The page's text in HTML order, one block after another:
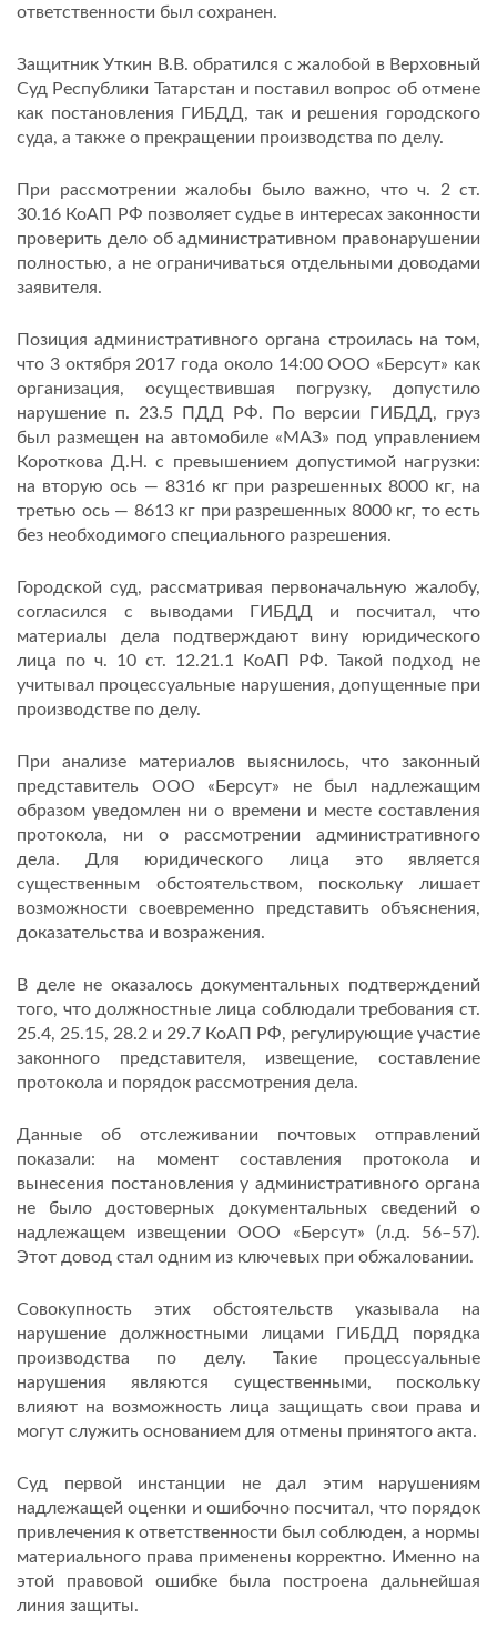
ответственности был сохранен.
Защитник Уткин В.В. обратился с жалобой в Верховный
Суд Республики Татарстан и поставил вопрос об отмене
как постановления ГИБДД, так и решения городского
суда, а также о прекращении производства по делу.
При рассмотрении жалобы было важно, что ч. 2 ст.
30.16 КоАП РФ позволяет судье в интересах законности
проверить дело об административном правонарушении
полностью, а не ограничиваться отдельными доводами
заявителя.
Позиция административного органа строилась на том,
что 3 октября 2017 года около 14:00 ООО «Берсут» как
организация, осуществившая погрузку, допустило
нарушение п. 23.5 ПДД РФ. По версии ГИБДД, груз
был размещен на автомобиле «МАЗ» под управлением
Короткова Д.Н. с превышением допустимой нагрузки:
на вторую ось — 8316 кг при разрешенных 8000 кг, на
третью ось — 8613 кг при разрешенных 8000 кг, то есть
без необходимого специального разрешения.
Городской суд, рассматривая первоначальную жалобу,
согласился с выводами ГИБДД и посчитал, что
материалы дела подтверждают вину юридического
лица по ч. 10 ст. 12.21.1 КоАП РФ. Такой подход не
учитывал процессуальные нарушения, допущенные при
производстве по делу.
При анализе материалов выяснилось, что законный
представитель ООО «Берсут» не был надлежащим
образом уведомлен ни о времени и месте составления
протокола, ни о рассмотрении административного
дела. Для юридического лица это является
существенным обстоятельством, поскольку лишает
возможности своевременно представить объяснения,
доказательства и возражения.
В деле не оказалось документальных подтверждений
того, что должностные лица соблюдали требования ст.
25.4, 25.15, 28.2 и 29.7 КоАП РФ, регулирующие участие
законного представителя, извещение, составление
протокола и порядок рассмотрения дела.
Данные об отслеживании почтовых отправлений
показали: на момент составления протокола и
вынесения постановления у административного органа
не было достоверных документальных сведений о
надлежащем извещении ООО «Берсут» (л.д. 56–57).
Этот довод стал одним из ключевых при обжаловании.
Совокупность этих обстоятельств указывала на
нарушение должностными лицами ГИБДД порядка
производства по делу. Такие процессуальные
нарушения являются существенными, поскольку
влияют на возможность лица защищать свои права и
могут служить основанием для отмены принятого акта.
Суд первой инстанции не дал этим нарушениям
надлежащей оценки и ошибочно посчитал, что порядок
привлечения к ответственности был соблюден, а нормы
материального права применены корректно. Именно на
этой правовой ошибке была построена дальнейшая
линия защиты.